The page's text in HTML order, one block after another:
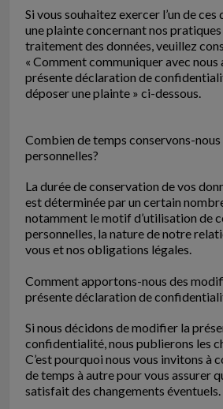
Si vous souhaitez exercer l’un de
une plainte concernant nos
traitement des données, veuillez
« Comment communiquer avec nous
présente déclaration de
déposer une plainte » ci-dessous.
Combien de temps conservons-nous
personnelles?
La durée de conservation de vos
est déterminée par un certain
notamment le motif d’utilisation de
personnelles, la nature de notre
vous et nos obligations légales.
Comment apportons-nous des
présente déclaration de
Si nous décidons de modifier la
confidentialité, nous publierons les
C’est pourquoi nous vous invitons à
de temps à autre pour vous assurer
satisfait des changements éventuels.